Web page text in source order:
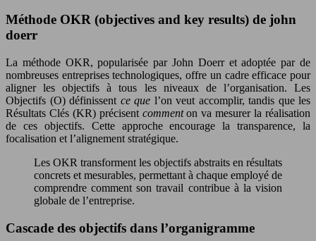
Méthode OKR (objectives and key results) de john
doerr
La méthode OKR, popularisée par John Doerr et adoptée par de
nombreuses entreprises technologiques, offre un cadre efficace pour
aligner les objectifs à tous les niveaux de l’organisation. Les
Objectifs (O) définissent ce que l’on veut accomplir, tandis que les
Résultats Clés (KR) précisent commenton va mesurer la réalisation
de ces objectifs. Cette approche encourage la transparence, la
focalisation et l’alignement stratégique.
Les OKR transforment les objectifs abstraits en résultats
concrets et mesurables, permettant à chaque employé de
comprendre comment son travail contribue à la vision
globale de l’entreprise.
Cascade des objectifs dans l’organigramme